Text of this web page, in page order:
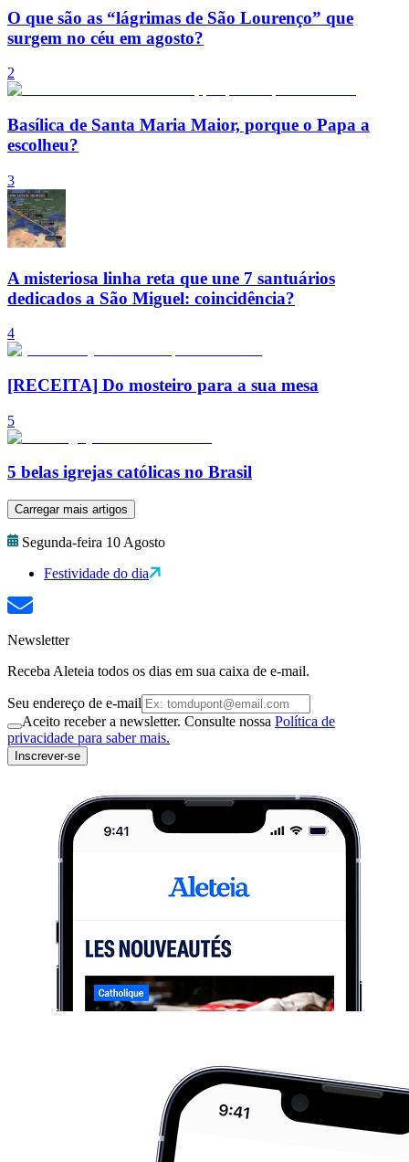
O que são as “lágrimas de São Lourenço” que
surgem no céu em agosto?
2
Basílica de Santa Maria Maior, porque o Papa a
escolheu?
3
A misteriosa linha reta que une 7 santuários
dedicados a São Miguel: coincidência?
4
[RECEITA] Do mosteiro para a sua mesa
5
5 belas igrejas católicas no Brasil
Carregar mais artigos
Segunda-feira 10 Agosto
Festividade do dia
Newsletter
Receba Aleteia todos os dias em sua caixa de e-mail.
Seu endereço de e-mail
Aceito receber a newsletter. Consulte nossa Política de
privacidade para saber mais.
Inscrever-se